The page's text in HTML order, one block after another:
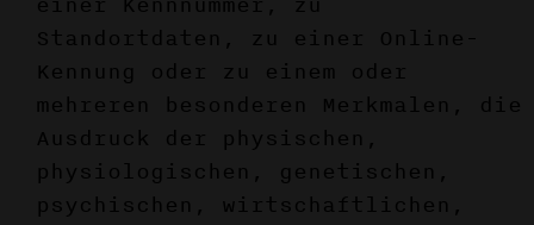
Standortdaten, zu einer Online-
Kennung oder zu einem oder
mehreren besonderen Merkmalen, die
Ausdruck der physischen,
physiologischen, genetischen,
psychischen, wirtschaftlichen,